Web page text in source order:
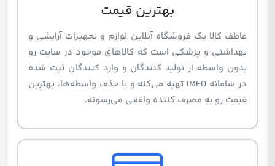
بهترین قیمت
عاطف کالا یک فروشگاه آنلاین لوازم و تجهیزات آرایشی و
بهداشتی و پزشکی است که کالاهای موجود در سایت رو
بدون واسطه از تولید کنندگان و وارد کنندگان ثبت شده
در سامانه IMED تهیه می‌کنه و با حذف واسطه‌ها، بهترین
قیمت رو به مصرف کننده واقعی می‌رسونه.